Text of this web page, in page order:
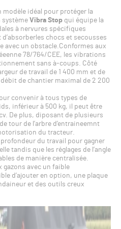
modèle idéal pour protéger la
système Vibra Stopqui équipe la
à nervures spécifiques
chocs et secousses
avec un obstacle.Conformes aux
78/764/CEE, les vibrations
sans à-coups. Côté
de travail de 1 400 mm et de
de chantier maximal de 2 200
convenir à tous types de
inférieur à 500 kg, il peut être
De plus, diposant de plusieurs
tour de l’arbre d’entraineemnt
du tracteur.
profondeur du travail pour gagner
tandis que les réglages de l’angle
de manière centralisée.
gazons avec un faible
d’ajouter en option, une plaque
et des outils creux